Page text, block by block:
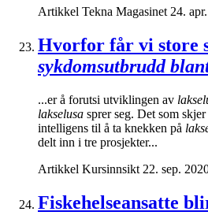
Artikkel Tekna Magasinet 24.
Hvorfor får vi store
sykdomsutbrudd
...er å forutsi utviklingen av
lakselusa sprer seg. Det som
intelligens til å ta knekken på
delt inn i tre prosjekter...
Artikkel Kursinnsikt 22. sep.
Fiskehelseansatte